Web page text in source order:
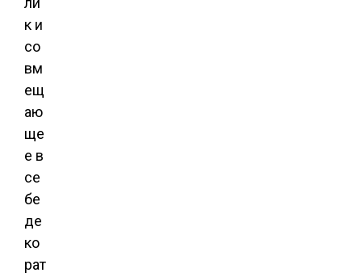
к и
со
вм
ещ
аю
ще
е в
се
бе
де
ко
рат